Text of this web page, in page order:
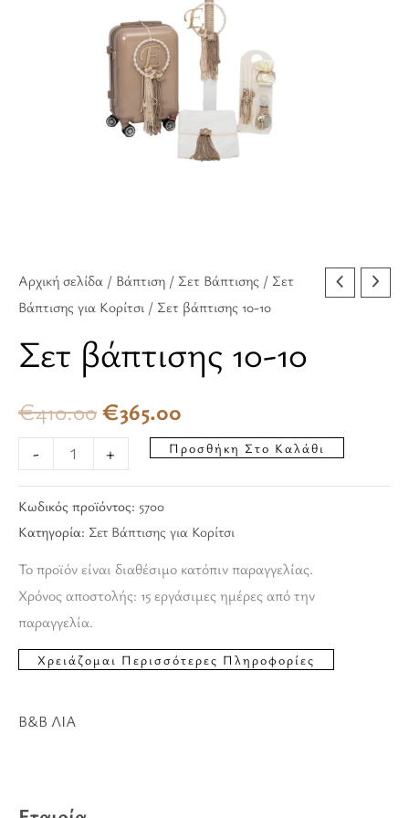
Αρχική σελίδα / Βάπτιση / Σετ Βάπτισης / Σετ
Βάπτισης για Κορίτσι / Σετ βάπτισης 10-10
Σετ βάπτισης 10-10
€410.00
€410.00.
€365.00
είναι:
€365.00.
- + Προσθήκη Στο Καλάθι
Κωδικός προϊόντος: 5700
Κατηγορία: Σετ Βάπτισης για Κορίτσι
Το προϊόν είναι διαθέσιμο κατόπιν παραγγελίας.
Χρόνος αποστολής: 15 εργάσιμες ημέρες από την
παραγγελία.
B&B ΛΙΑ